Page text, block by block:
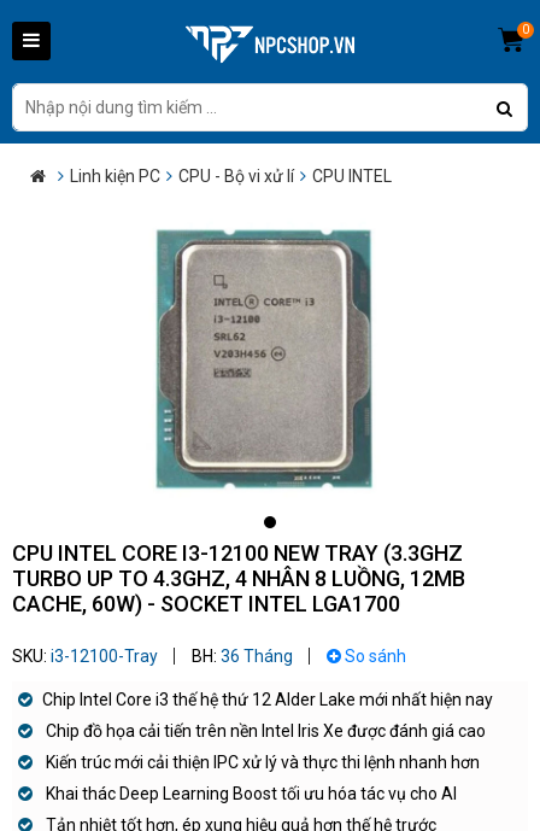
0
Linh kiện PC CPU - Bộ vi xử lí CPU INTEL
CPU INTEL CORE I3-12100 NEW TRAY (3.3GHZ
TURBO UP TO 4.3GHZ, 4 NHÂN 8 LUỒNG, 12MB
CACHE, 60W) - SOCKET INTEL LGA1700
SKU: i3-12100-Tray BH: 36 Tháng So sánh
Chip Intel Core i3 thế hệ thứ 12 Alder Lake mới nhất hiện nay
Chip đồ họa cải tiến trên nền Intel Iris Xe được đánh giá cao
Kiến trúc mới cải thiện IPC xử lý và thực thi lệnh nhanh hơn
Khai thác Deep Learning Boost tối ưu hóa tác vụ cho AI
Tản nhiệt tốt hơn, ép xung hiệu quả hơn thế hệ trước